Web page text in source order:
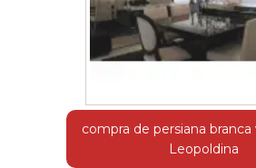
compra de persiana branca
Leopoldina